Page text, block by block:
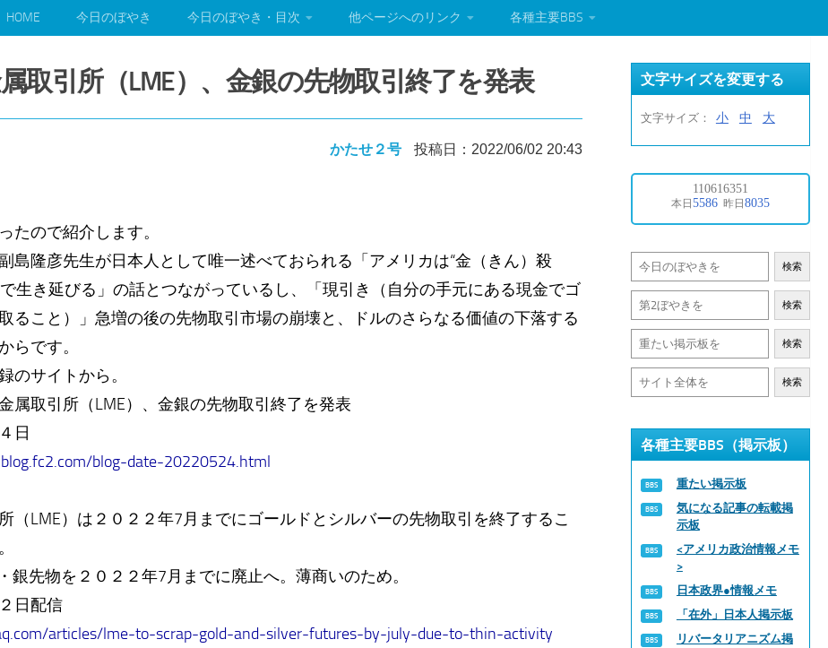
HOME 今日のぼやき 今日のぼやき・目次 他ページへのリンク 各種主要BBS
取引所（LME）、金銀の先物取引終了を発表
かたせ２号 投稿日：2022/06/02 20:43
たので紹介します。
島隆彦先生が日本人として唯一述べておられる「アメリカは“金（きん）殺
で生き延びる」の話とつながっているし、「現引き（自分の手元にある現金でゴ
ること）」急増の後の先物取引市場の崩壊と、ドルのさらなる価値の下落する
らです。
のサイトから。
属取引所（LME）、金銀の先物取引終了を発表
日
blog-date-20220524.html
（LME）は２０２２年7月までにゴールドとシルバーの先物取引を終了するこ
銀先物を２０２２年7月までに廃止へ。薄商いのため。
日配信
articles/lme-to-scrap-gold-and-silver-futures-by-july-due-to-thin-activity
文字サイズを変更する
文字サイズ： 小 中 大
検索
検索
検索
検索
各種主要BBS（掲示板）
重たい掲示板
気になる記事の転載掲
示板
<アメリカ政治情報メモ
>
日本政界●情報メモ
「在外」日本人掲示板
リバータリアニズム掲